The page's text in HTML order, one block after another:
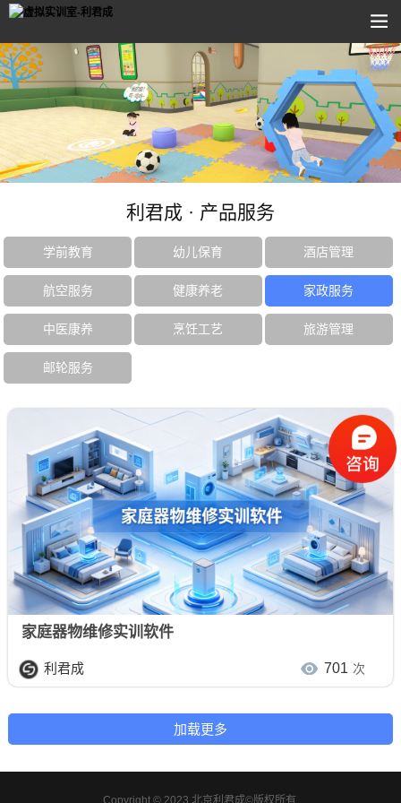
利君成 · 产品服务
学前教育 幼儿保育 酒店管理
航空服务 健康养老 家政服务
中医康养 烹饪工艺 旅游管理
邮轮服务
家庭器物维修实训软件
利君成 701 次
Copyright © 2023 北京利君成©版权所有